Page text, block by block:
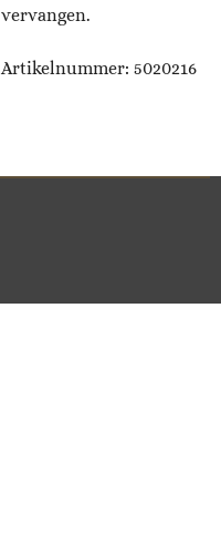
vervangen.
Artikelnummer: 5020216